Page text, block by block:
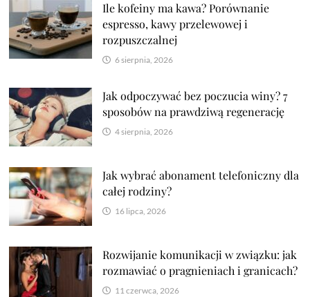
Ile kofeiny ma kawa? Porównanie
espresso, kawy przelewowej i
rozpuszczalnej
6 sierpnia, 2026
Jak odpoczywać bez poczucia winy? 7
sposobów na prawdziwą regenerację
4 sierpnia, 2026
Jak wybrać abonament telefoniczny dla
całej rodziny?
16 lipca, 2026
Rozwijanie komunikacji w związku: jak
rozmawiać o pragnieniach i granicach?
11 czerwca, 2026